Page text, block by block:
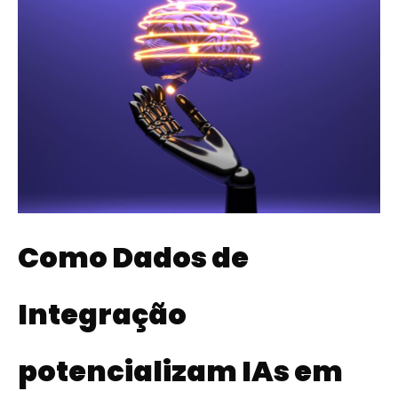
Como Dados de
Integração
potencializam IAs em